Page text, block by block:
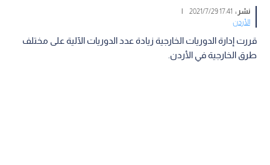
نشر : 17:41 2021/7/29
|
الأردن
قررت إدارة الدوريات الخارجية زيادة عدد الدوريات الآلية على مختلف
طرق الخارجية في الأردن.